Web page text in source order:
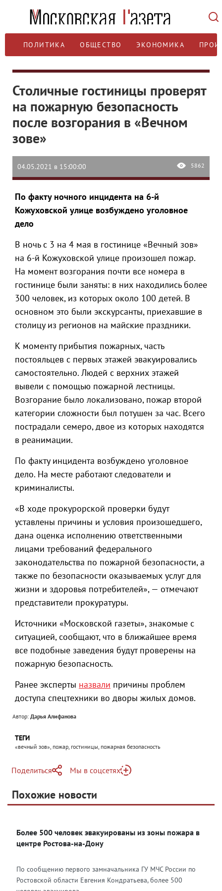
ПОЛИТИКА ОБЩЕСТВО ЭКОНОМИКА
Столичные гостиницы проверят
на пожарную безопасность
после возгорания в «Вечном
зове»
04.05.2021 в 15:00:00 5862
По факту ночного инцидента на 6-й
Кожуховской улице возбуждено уголовное
дело
В ночь с 3 на 4 мая в гостинице «Вечный зов»
на 6-й Кожуховской улице произошел пожар.
На момент возгорания почти все номера в
гостинице были заняты: в них находились более
300 человек, из которых около 100 детей. В
основном это были экскурсанты, приехавшие в
столицу из регионов на майские праздники.
К моменту прибытия пожарных, часть
постояльцев с первых этажей эвакуировались
самостоятельно. Людей с верхних этажей
вывели с помощью пожарной лестницы.
Возгорание было локализовано, пожар второй
категории сложности был потушен за час. Всего
пострадали семеро, двое из которых находятся
в реанимации.
По факту инцидента возбуждено уголовное
дело. На месте работают следователи и
криминалисты.
«В ходе прокурорской проверки будут
уставлены причины и условия произошедшего,
дана оценка исполнению ответственными
лицами требований федерального
законодательства по пожарной безопасности, а
также по безопасности оказываемых услуг для
жизни и здоровья потребителей», — отмечают
представители прокуратуры.
Источники «Московской газеты», знакомые с
ситуацией, сообщают, что в ближайшее время
все подобные заведения будут проверены на
пожарную безопасность.
Ранее эксперты назвали причины проблем
доступа спецтехники во дворы жилых домов.
Автор: Дарья Алифанова
ТЕГИ
«вечный зов», пожар, гостиницы, пожарная безопасность
Поделиться
Мы в соцсетях
Яндекс Дзен
Похожие новости
Более 500 человек эвакуированы из зоны пожара в
центре Ростова-на-Дону
По сообщению первого замначальника ГУ МЧС России по
Ростовской области Евгения Кондратьева, более 500